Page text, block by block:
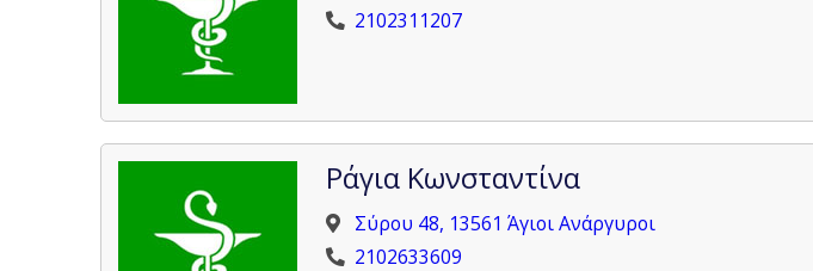
2102311207
Ράγια Κωνσταντίνα
Σύρου 48, 13561 Άγιοι Ανάργυροι
2102633609